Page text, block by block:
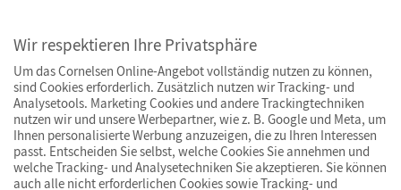
Wir respektieren Ihre Privatsphäre
Um das Cornelsen Online-Angebot vollständig nutzen zu können,
sind Cookies erforderlich. Zusätzlich nutzen wir Tracking- und
Analysetools. Marketing Cookies und andere Trackingtechniken
nutzen wir und unsere Werbepartner, wie z. B. Google und Meta, um
Ihnen personalisierte Werbung anzuzeigen, die zu Ihren Interessen
passt. Entscheiden Sie selbst, welche Cookies Sie annehmen und
welche Tracking- und Analysetechniken Sie akzeptieren. Sie können
auch alle nicht erforderlichen Cookies sowie Tracking- und